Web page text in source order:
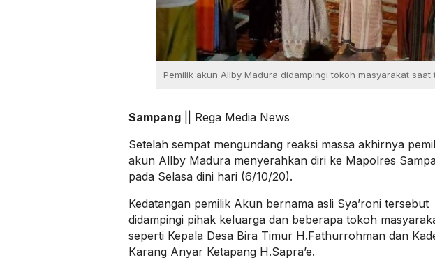
Pemilik akun Allby Madura didampingi tokoh masyarakat saat
Sampang || Rega Media News
Setelah sempat mengundang reaksi massa akhirnya
akun Allby Madura menyerahkan diri ke Mapolres
pada Selasa dini hari (6/10/20).
Kedatangan pemilik Akun bernama asli Sya’roni tersebut
didampingi pihak keluarga dan beberapa tokoh
seperti Kepala Desa Bira Timur H.Fathurrohman dan
Karang Anyar Ketapang H.Sapra’e.